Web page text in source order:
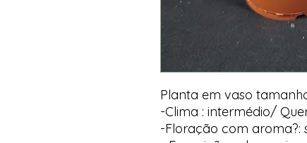
Planta em vaso
-Clima : intermédio/
-Floração com aroma?: